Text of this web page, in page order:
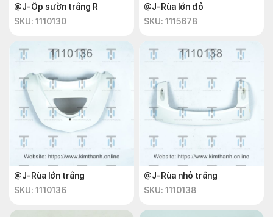
@J-Ốp sườn trắng R
SKU: 1110130
@J-Rùa lớn đỏ
SKU: 1115678
@J-Rùa lớn trắng
SKU: 1110136
@J-Rùa nhỏ trắng
SKU: 1110138